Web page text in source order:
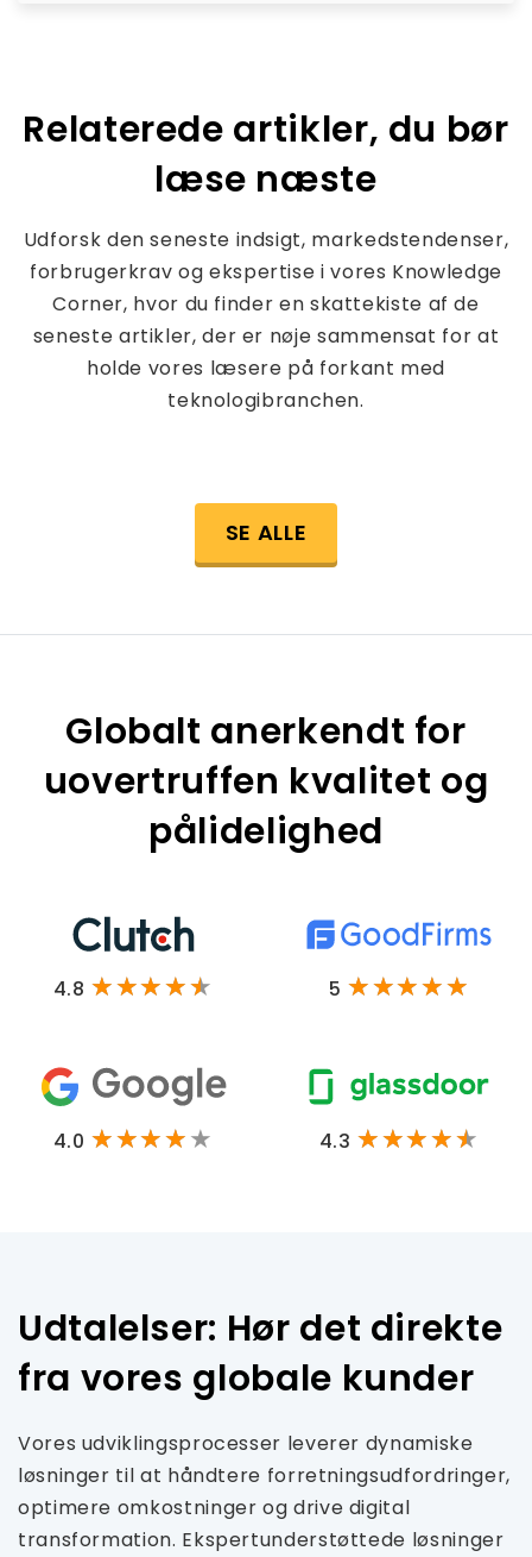
Relaterede artikler, du bør
læse næste
Udforsk den seneste indsigt, markedstendenser,
forbrugerkrav og ekspertise i vores Knowledge
Corner, hvor du finder en skattekiste af de
seneste artikler, der er nøje sammensat for at
holde vores læsere på forkant med
teknologibranchen.
SE ALLE
Globalt anerkendt for
uovertruffen kvalitet og
pålidelighed
4.8 5
4.0 4.3
Udtalelser: Hør det direkte
fra vores globale kunder
Vores udviklingsprocesser leverer dynamiske
løsninger til at håndtere forretningsudfordringer,
optimere omkostninger og drive digital
transformation. Ekspertunderstøttede løsninger